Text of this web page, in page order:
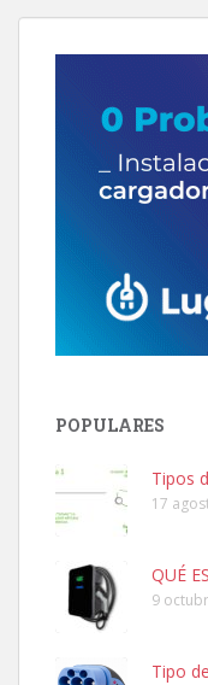
POPULARES
Tipos
17
QUÉ
9
Tipo